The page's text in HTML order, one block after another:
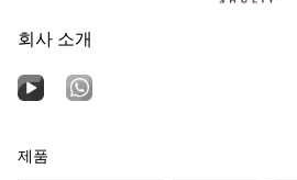
회사 소개
제품